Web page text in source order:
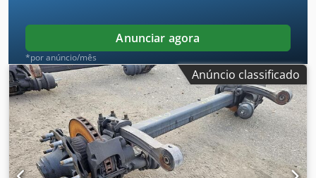
Anunciar agora
*por anúncio/mês
Anúncio classificado